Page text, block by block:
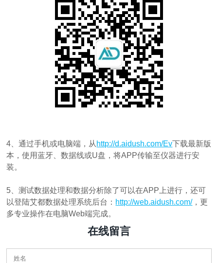
4、通过手机或电脑端，从 http://d.aidush.com/Ev下载最新版
本，使用蓝牙、数据线或U盘，将APP传输至仪器进行安
装。
5、测试数据处理和数据分析除了可以在APP上进行，还可
以登陆艾都数据处理系统后台： http://web.aidush.com/，更
多专业操作在电脑Web端完成。
在线留言